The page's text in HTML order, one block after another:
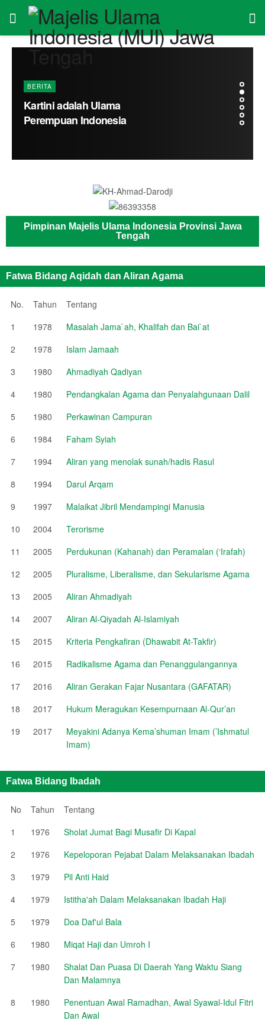
Pimpinan Majelis Ulama Indonesia Provinsi Jawa
Tengah
Fatwa Bidang Aqidah dan Aliran Agama
No. Tahun
Tentang
1
1978
Masalah Jama`ah, Khalifah dan Bai`at
2
1978
Islam Jamaah
3
1980
Ahmadiyah Qadiyan
4
1980
Pendangkalan Agama dan Penyalahgunaan Dalil
5
1980
Perkawinan Campuran
6
1984
Faham Syiah
7
1994
Aliran yang menolak sunah/hadis Rasul
8
1994
Darul Arqam
9
1997
Malaikat Jibril Mendampingi Manusia
10
2004
Terorisme
11
2005
Perdukunan (Kahanah) dan Peramalan (‘Irafah)
12
2005
Pluralisme, Liberalisme, dan Sekularisme Agama
13
2005
Aliran Ahmadiyah
14
2007
Aliran Al-Qiyadah Al-Islamiyah
15
2015
Kriteria Pengkafiran (Dhawabit At-Takfir)
16
2015
Radikalisme Agama dan Penanggulangannya
17
2016
Aliran Gerakan Fajar Nusantara (GAFATAR)
18
2017
Hukum Meragukan Kesempurnaan Al-Qur’an
19
2017
Meyakini Adanya Kema’shuman Imam (’Ishmatul
Imam)
Fatwa Bidang Ibadah
No Tahun
Tentang
1
1976
Sholat Jumat Bagi Musafir Di Kapal
2
1976
Kepeloporan Pejabat Dalam Melaksanakan Ibadah
3
1979
Pil Anti Haid
4
1979
Istitha'ah Dalam Melaksanakan Ibadah Haji
5
1979
Doa Daf'ul Bala
6
1980
Miqat Haji dan Umroh I
7
1980
Shalat Dan Puasa Di Daerah Yang Waktu Siang
Dan Malamnya
8
1980
Penentuan Awal Ramadhan, Awal Syawal-Idul Fitri
Dan Awal